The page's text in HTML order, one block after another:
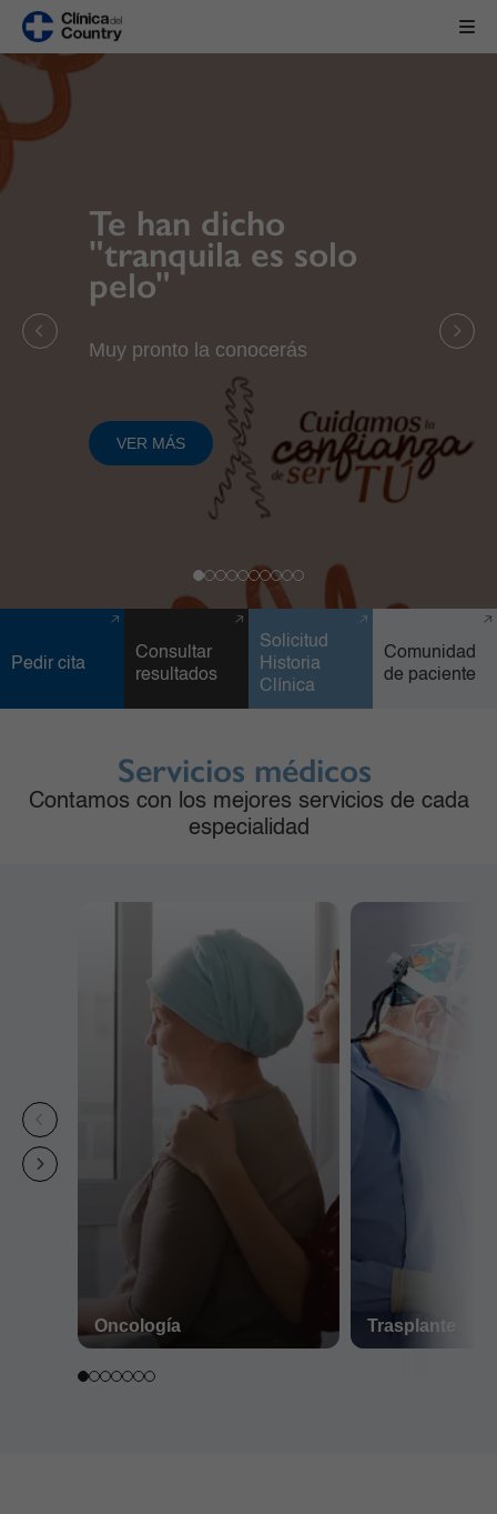
Te han dicho
"tranquila es solo
pelo"
Muy pronto la conocerás
VER MÁS
Pedir cita
Consultar
resultados
Solicitud
Historia
Clínica
Comunidad
de paciente
Servicios médicos
Contamos con los mejores servicios de cada
especialidad
Oncología Trasplante